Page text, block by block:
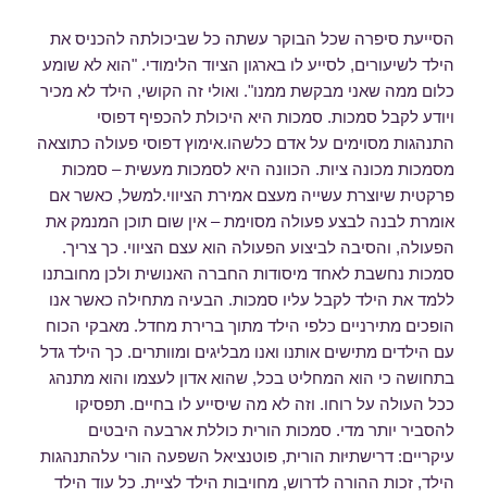
הסייעת סיפרה שכל הבוקר עשתה כל שביכולתה להכניס את
הילד לשיעורים, לסייע לו בארגון הציוד הלימודי. "הוא לא שומע
כלום ממה שאני מבקשת ממנו". ואולי זה הקושי, הילד לא מכיר
ויודע לקבל סמכות. סמכות היא היכולת להכפיף דפוסי
התנהגות מסוימים על אדם כלשהו.אימוץ דפוסי פעולה כתוצאה
מסמכות מכונה ציות. הכוונה היא לסמכות מעשית – סמכות
פרקטית שיוצרת עשייה מעצם אמירת הציווי.למשל, כאשר אם
אומרת לבנה לבצע פעולה מסוימת – אין שום תוכן המנמק את
הפעולה, והסיבה לביצוע הפעולה הוא עצם הציווי. כך צריך.
סמכות נחשבת לאחד מיסודות החברה האנושית ולכן מחובתנו
ללמד את הילד לקבל עליו סמכות. הבעיה מתחילה כאשר אנו
הופכים מתירניים כלפי הילד מתוך ברירת מחדל. מאבקי הכוח
עם הילדים מתישים אותנו ואנו מבליגים ומוותרים. כך הילד גדל
בתחושה כי הוא המחליט בכל, שהוא אדון לעצמו והוא מתנהג
ככל העולה על רוחו. וזה לא מה שיסייע לו בחיים. תפסיקו
להסביר יותר מדי. סמכות הורית כוללת ארבעה היבטים
עיקריים: דרישתיּות הורית, פוטנציאל השפעה הורי עלהתנהגות
הילד, זכות ההורה לדרוש, מחויבות הילד לציית. כל עוד הילד